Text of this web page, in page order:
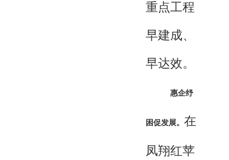
重点工程
早建成、
早达效。
惠企纾
困促发展。 在
凤翔红苹